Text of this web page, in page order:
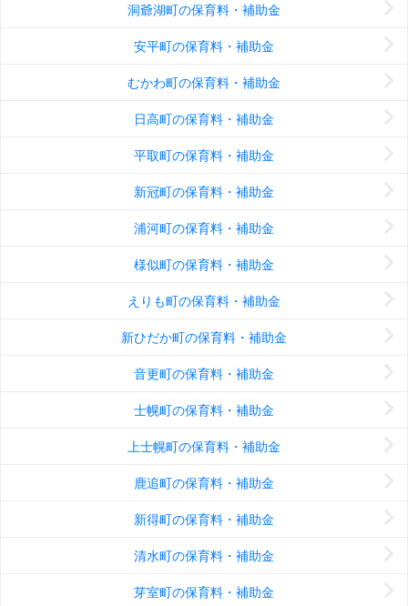
洞爺湖町の保育料・補助金
安平町の保育料・補助金
むかわ町の保育料・補助金
日高町の保育料・補助金
平取町の保育料・補助金
新冠町の保育料・補助金
浦河町の保育料・補助金
様似町の保育料・補助金
えりも町の保育料・補助金
新ひだか町の保育料・補助金
音更町の保育料・補助金
士幌町の保育料・補助金
上士幌町の保育料・補助金
鹿追町の保育料・補助金
新得町の保育料・補助金
清水町の保育料・補助金
芽室町の保育料・補助金